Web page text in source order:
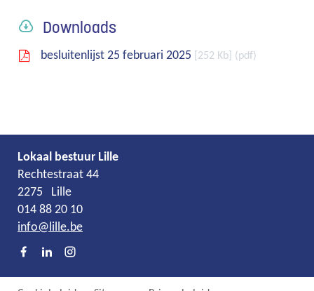
Downloads
besluitenlijst 25 februari 2025 252 Kb pdf
Lokaal bestuur Lille
Adres
Rechtestraat 44
2275
Lille
Tel.
014 88 20 10
E-
mail
info@lille.be